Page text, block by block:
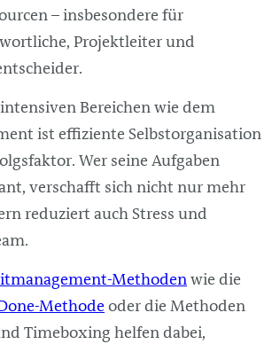
– insbesondere für
Projektleiter und
Bereichen wie dem
ist effiziente Selbstorganisation
Wer seine Aufgaben
verschafft sich nicht nur mehr
reduziert auch Stress und
Methodenwie die
Methodeoder die Methoden
Timeboxing helfen dabei,